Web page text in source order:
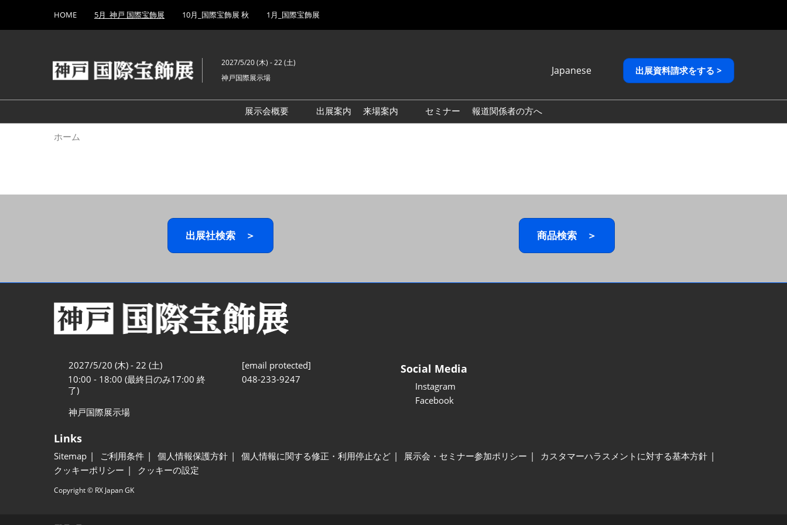
キ
し
て
to
HOME 5月_神戸 国際宝飾展 10月_国際宝飾展 秋 1月_国際宝飾展
2027/5/20 (木) - 22 (土)
神戸国際展示場
Japanese
English
繁體中文
出展資料請求をする >
展示会概要
出展案内
来場案内
セミナー 報道関係者の方へ
ホーム
出展社検索 ＞ 商品検索 ＞
2027/5/20 (木) - 22 (土)
10:00 - 18:00 (最終日のみ17:00 終
了)
神戸国際展示場
[email protected]
048-233-9247
Social Media
Instagram
Facebook
Links
Sitemap ご利用条件 個人情報保護方針 個人情報に関する修正・利用停止など 展示会・セミナー参加ポリシー
カスタマーハラスメントに対する基本方針
クッキーポリシー
クッキーの設定
Copyright © RX Japan GK